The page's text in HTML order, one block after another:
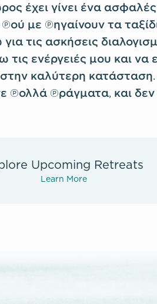
έχει γίνει ένα
με πηγαίνουν τα
τις ασκήσεις
ενέργειές μου και να
καλύτερη κατάσταση.
πολλά πράγματα, και
Upcoming Retreats
Learn More